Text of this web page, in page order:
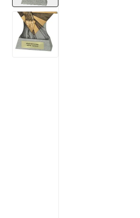
View larger image